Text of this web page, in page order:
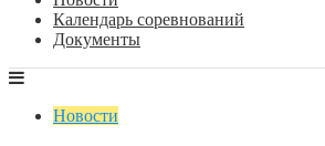
Календарь соревнований
Документы
Новости